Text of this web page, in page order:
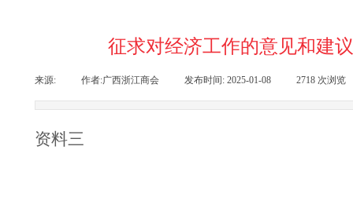
征求对经济工作的意见和建
来源: 作者:广西浙江商会 发布时间: 2025-01-08 2718 次浏览
资料三